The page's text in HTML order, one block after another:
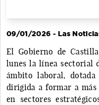
09/01/2026 - Las
El Gobierno de
lunes la línea sectorial
ámbito laboral,
dirigida a formar a más
en sectores